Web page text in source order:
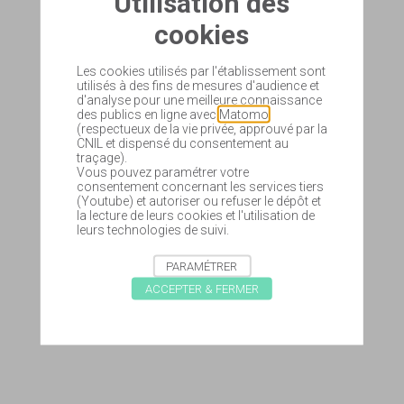
cookies
Les cookies utilisés par l'établissement sont
utilisés à des fins de mesures d'audience et
d'analyse pour une meilleure connaissance
des publics en ligne avec Matomo
(respectueux de la vie privée, approuvé par la
CNIL et dispensé du consentement au
traçage).
Vous pouvez paramétrer votre
consentement concernant les services tiers
(Youtube) et autoriser ou refuser le dépôt et
la lecture de leurs cookies et l'utilisation de
leurs technologies de suivi.
PARAMÉTRER
ACCEPTER & FERMER